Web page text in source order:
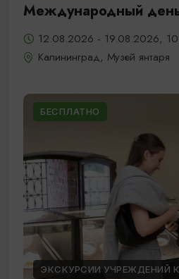
Международный
12.08.2026 - 19.08.2026,
Калининград, Музей янтаря
БЕСПЛАТНО
ЭКСКУРСИИ УЧРЕЖДЕНИЙ